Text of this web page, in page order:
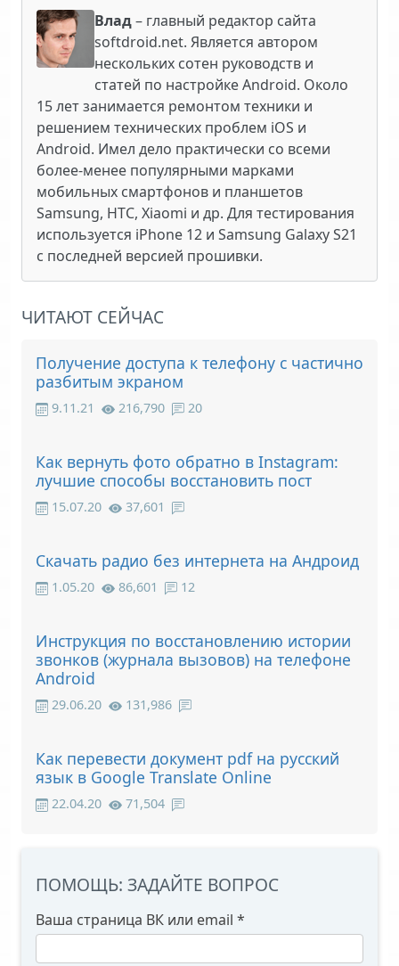
Влад– главный редактор сайта
softdroid.net. Является автором
нескольких сотен руководств и
статей по настройке Android. Около
15 лет занимается ремонтом техники и
решением технических проблем iOS и
Android. Имел дело практически со всеми
более-менее популярными марками
мобильных смартфонов и планшетов
Samsung, HTC, Xiaomi и др. Для тестирования
используется iPhone 12 и Samsung Galaxy S21
с последней версией прошивки.
ЧИТАЮТ СЕЙЧАС
Получение доступа к телефону с частично
разбитым экраном
9.11.21 216,790 20
Как вернуть фото обратно в Instagram:
лучшие способы восстановить пост
15.07.20 37,601
Скачать радио без интернета на Андроид
1.05.20 86,601 12
Инструкция по восстановлению истории
звонков (журнала вызовов) на телефоне
Android
29.06.20 131,986
Как перевести документ pdf на русский
язык в Google Translate Online
22.04.20 71,504
ПОМОЩЬ: ЗАДАЙТЕ ВОПРОС
Ваша страница ВК или email *